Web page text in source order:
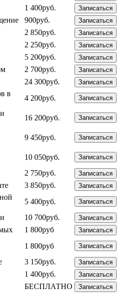
1 400руб. Записаться
900руб. Записаться
2 850руб. Записаться
2 250руб. Записаться
5 200руб. Записаться
2 700руб. Записаться
24 300руб. Записаться
в
4 200руб. Записаться
16 200руб. Записаться
9 450руб. Записаться
10 050руб. Записаться
2 750руб. Записаться
3 850руб. Записаться
5 400руб. Записаться
10 700руб. Записаться
1 800руб Записаться
1 800руб Записаться
3 150руб. Записаться
1 400руб. Записаться
БЕСПЛАТНО Записаться